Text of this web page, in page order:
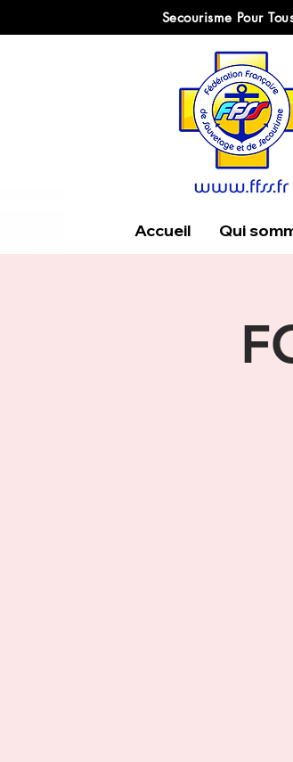
Secourisme Pour
Accueil Qui